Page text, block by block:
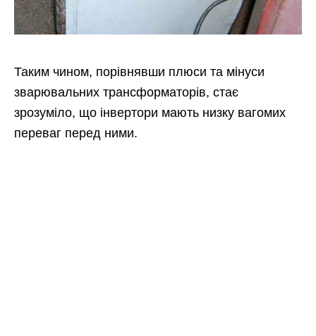
Таким чином, порівнявши плюси та мінуси
зварювальних трансформаторів, стає
зрозуміло, що інвертори мають низку вагомих
переваг перед ними.